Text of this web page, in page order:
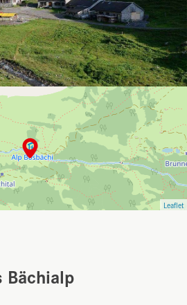
Leaflet
Bächialp